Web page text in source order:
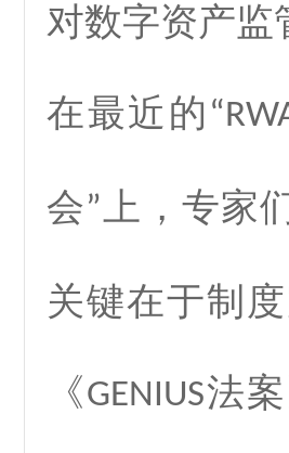
对数字资产监
在最近的
会”上，专家
关键在于制
《GENIUS法